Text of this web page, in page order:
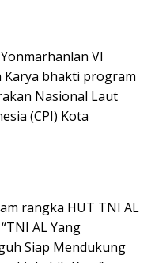
VI
bhakti program
Nasional Laut
(CPI) Kota
rangka HUT TNI AL
AL Yang
Siap Mendukung